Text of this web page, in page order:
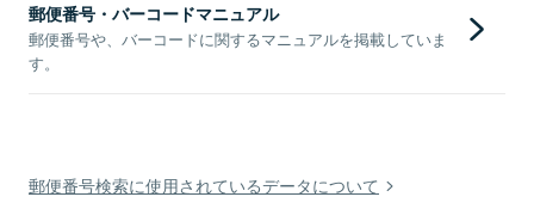
郵便番号・バーコードマニュアル
郵便番号や、バーコードに関するマニュアルを掲載していま
す。
郵便番号検索に使用されているデータについて